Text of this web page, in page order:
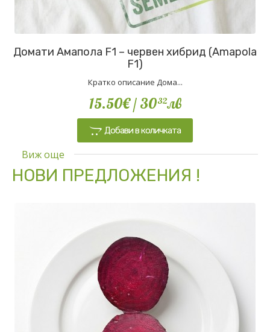
Домати Амапола F1 – червен хибрид (Amapola
F1)
Кратко описание Дома...
15.50€/ 3032лв
Добави в количката
Виж още
НОВИ ПРЕДЛОЖЕНИЯ !